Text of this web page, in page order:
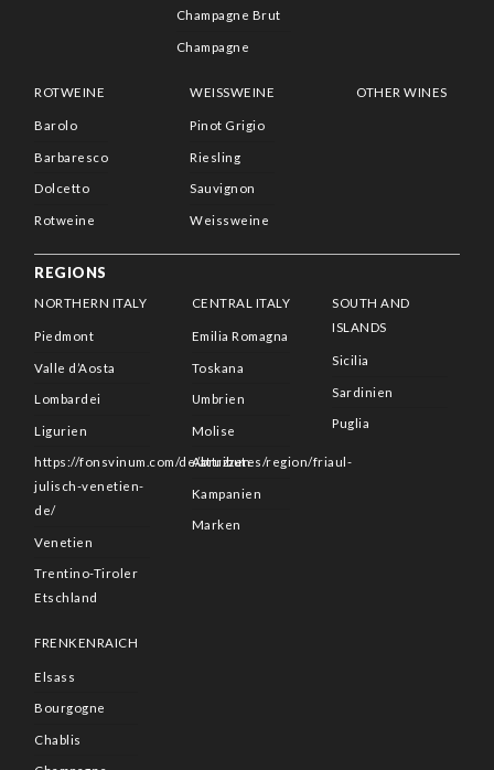
Champagne Brut
Champagne
ROTWEINE
Barolo
Barbaresco
Dolcetto
Rotweine
WEISSWEINE
Pinot Grigio
Riesling
Sauvignon
Weissweine
OTHER WINES
REGIONS
NORTHERN ITALY
Piedmont
Valle d’Aosta
Lombardei
Ligurien
https://fonsvinum.com/de/attributes/region/friaul-
julisch-venetien-
de/
Venetien
Trentino-Tiroler
Etschland
CENTRAL ITALY
Emilia Romagna
Toskana
Umbrien
Molise
Abruzzen
Kampanien
Marken
SOUTH AND
ISLANDS
Sicilia
Sardinien
Puglia
FRENKENRAICH
Elsass
Bourgogne
Chablis